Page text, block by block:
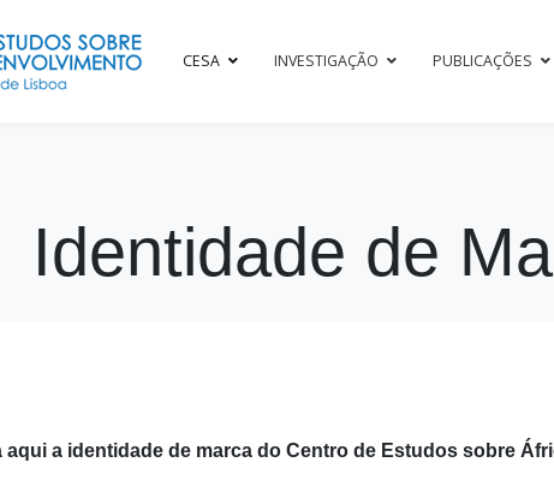
CESA INVESTIGAÇÃO PUBLICAÇÕES
Identidade de
aqui a identidade de marca do Centro de Estudos sobre